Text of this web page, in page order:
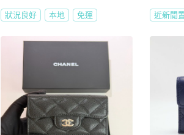
狀況良好 本地 免運 近新閒